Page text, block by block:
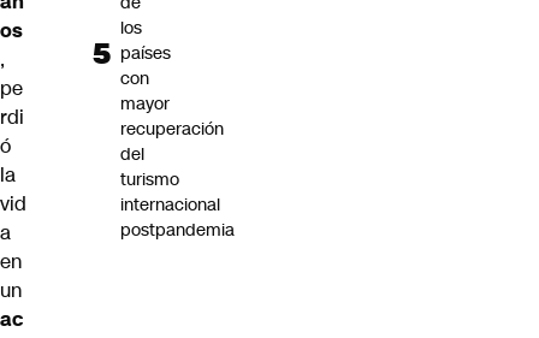
os
,
pe
rdi
ó
la
vid
a
en
un
ac
los
países
con
mayor
recuperación
del
turismo
internacional
postpandemia